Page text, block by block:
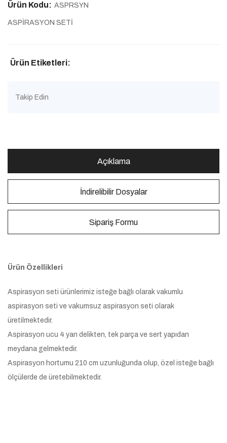
Ürün Kodu: ASPRSYN
ASPİRASYON SETİ
Ürün Etiketleri:
Takip Edin
Açıklama
İndirelibilir Dosyalar
Sipariş Formu
Ürün Özellikleri
Aspirasyon seti ürünlerimiz isteğe bağlı olarak vakumlu
aspirasyon seti ve vakumsuz aspirasyon seti olarak
üretilmektedir.
Aspirasyon ucu 4 yan delikten, tek parça ve sert yapıdan
meydana gelmektedir.
Aspirasyon hortumu 210 cm uzunluğunda olup, özel isteğe bağlı
ölçülerde de üretebilmektedir.